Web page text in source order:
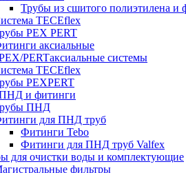
Трубы из сшитого полиэтилена и
TECEflex
PEX PERT
аксиальные
PERTаксиальные системы
TECEflex
PEXPERT
и фитинги
ПНД
для ПНД труб
Фитинги Tebo
Фитинги для ПНД труб Valfex
для очистки воды и комплектующие
фильтры